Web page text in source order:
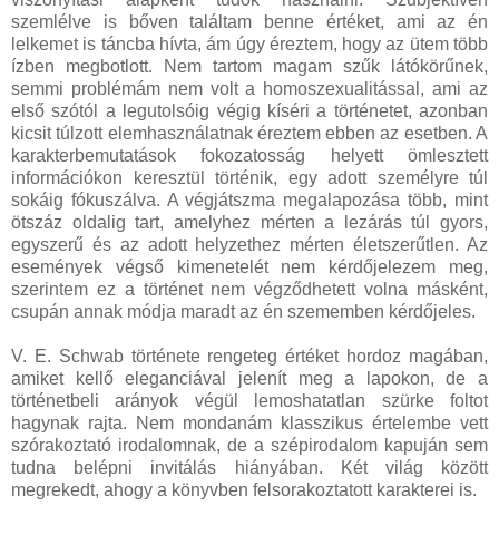
szemlélve is bőven találtam benne értéket, ami az én
lelkemet is táncba hívta, ám úgy éreztem, hogy az ütem több
ízben megbotlott. Nem tartom magam szűk látókörűnek,
semmi problémám nem volt a homoszexualitással, ami az
első szótól a legutolsóig végig kíséri a történetet, azonban
kicsit túlzott elemhasználatnak éreztem ebben az esetben. A
karakterbemutatások fokozatosság helyett ömlesztett
információkon keresztül történik, egy adott személyre túl
sokáig fókuszálva. A végjátszma megalapozása több, mint
ötszáz oldalig tart, amelyhez mérten a lezárás túl gyors,
egyszerű és az adott helyzethez mérten életszerűtlen. Az
események végső kimenetelét nem kérdőjelezem meg,
szerintem ez a történet nem végződhetett volna másként,
csupán annak módja maradt az én szememben kérdőjeles.
V. E. Schwab története rengeteg értéket hordoz magában,
amiket kellő eleganciával jelenít meg a lapokon, de a
történetbeli arányok végül lemoshatatlan szürke foltot
hagynak rajta. Nem mondanám klasszikus értelembe vett
szórakoztató irodalomnak, de a szépirodalom kapuján sem
tudna belépni invitálás hiányában. Két világ között
megrekedt, ahogy a könyvben felsorakoztatott karakterei is.